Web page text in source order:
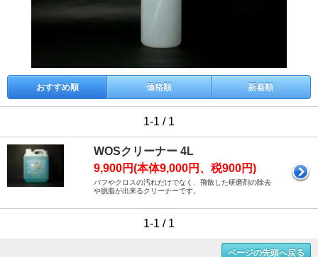
おすすめ順 価格順 新着順
1-1 / 1
WOSクリーナー 4L
9,900円(本体9,000円、税900円)
バフやクロスの汚れだけでなく、飛散した研磨剤の除去
や脱脂が出来るクリーナーです。
1-1 / 1
ページの先頭へ戻る